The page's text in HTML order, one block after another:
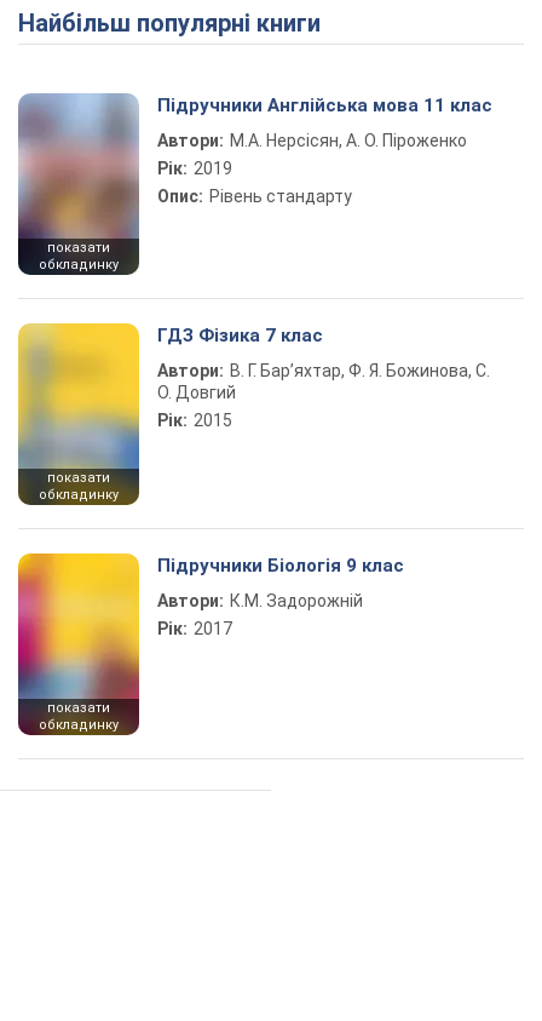
Play Video
Найбільш популярні книги
показати
обкладинку
Підручники Англійська мова 11 клас
Автори: М.А. Нерсісян, А. О. Піроженко
Рік: 2019
Опис: Рівень стандарту
показати
обкладинку
ГДЗ Фізика 7 клас
Автори: В. Г. Бар’яхтар, Ф. Я. Божинова, С.
О. Довгий
Рік: 2015
показати
обкладинку
Підручники Біологія 9 клас
Автори: К.М. Задорожній
Рік: 2017